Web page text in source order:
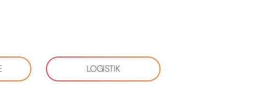
LOGISTIK